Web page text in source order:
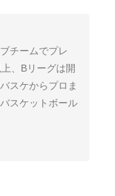
チームでプレ
、Bリーグは開
スケからプロま
スケットボール